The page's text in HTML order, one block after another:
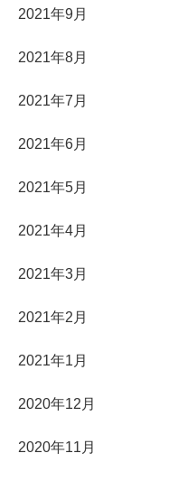
2021年9月
2021年8月
2021年7月
2021年6月
2021年5月
2021年4月
2021年3月
2021年2月
2021年1月
2020年12月
2020年11月